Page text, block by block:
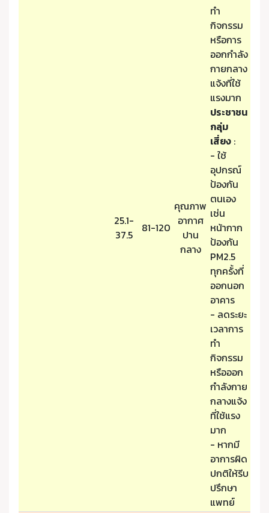
25.1-
37.5
81-120
คุณภาพ
อากาศ
ปาน
กลาง
ทำ
กิจกรรม
หรือการ
ออกกำลัง
กายกลาง
แจ้งที่ใช้
แรงมาก
ประชาชน
กลุ่ม
เสี่ยง :
- ใช้
อุปกรณ์
ป้องกัน
ตนเอง
เช่น
หน้ากาก
ป้องกัน
PM2.5
ทุกครั้งที่
ออกนอก
อาคาร
- ลดระยะ
เวลาการ
ทำ
กิจกรรม
หรือออก
กำลังกาย
กลางแจ้ง
ที่ใช้แรง
มาก
- หากมี
อาการผิด
ปกติให้รีบ
ปรึกษา
แพทย์